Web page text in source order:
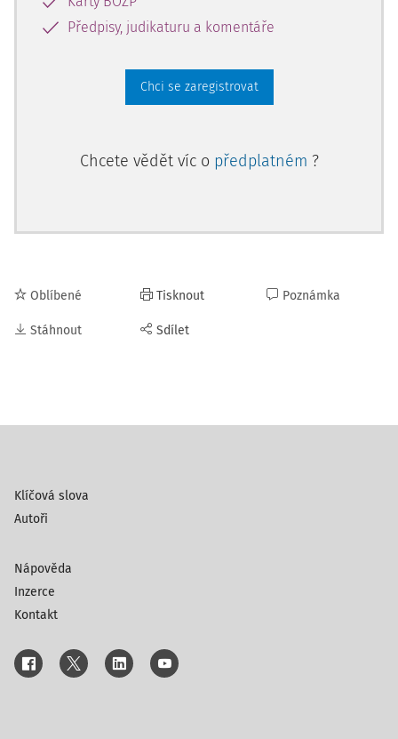
Předpisy, judikaturu a komentáře
Chci se zaregistrovat
Chcete vědět víc o předplatném ?
Oblíbené
Stáhnout
Tisknout
Sdílet
Poznámka
Klíčová slova
Autoři
Nápověda
Inzerce
Kontakt